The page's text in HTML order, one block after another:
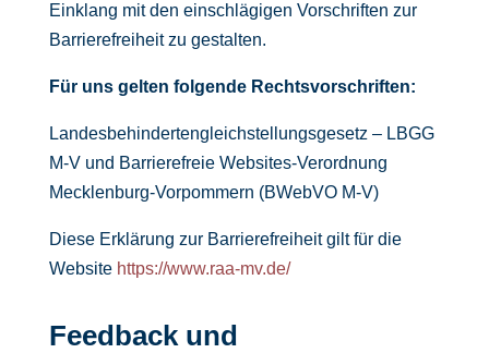
Einklang mit den einschlägigen Vorschriften zur
Barrierefreiheit zu gestalten.
Für uns gelten folgende Rechtsvorschriften:
Landesbehindertengleichstellungsgesetz – LBGG
M-V und Barrierefreie Websites-Verordnung
Mecklenburg-Vorpommern (BWebVO M-V)
Diese Erklärung zur Barrierefreiheit gilt für die
Website https://www.raa-mv.de/
Feedback und